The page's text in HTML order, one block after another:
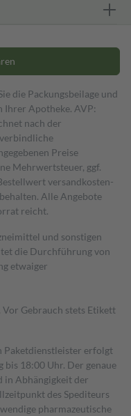
die Packungsbeilage und
Ihrer Apotheke. AVP:
nach der
Preise
Mehrwertsteuer, ggf.
versand­kosten­
Alle Angebote
reicht.
und sonstigen
die Durchführung von
etwaiger
Gebrauch stets Etikett
Paketdienstleister erfolgt
bis 18:00 Uhr. Der genaue
in Abhängigkeit der
des Spediteurs
pharmazeutische